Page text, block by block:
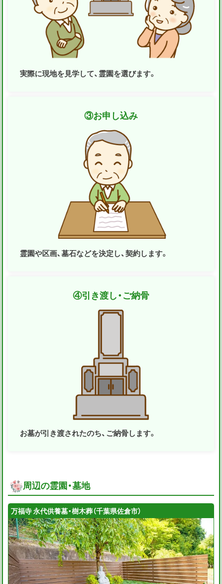
実際に現地を見学して、霊園を選びます。
③お申し込み
霊園や区画、墓石などを決定し、契約します。
④引き渡し・ご納骨
お墓が引き渡されたのち、ご納骨します。
周辺の霊園・墓地
万福寺 永代供養墓・樹木葬（千葉県佐倉市）